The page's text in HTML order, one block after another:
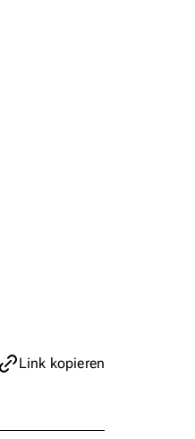
Link kopieren